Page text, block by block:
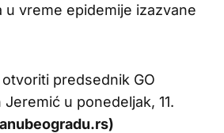
u vreme epidemije izazvane
predsednik GO
u ponedeljak, 11.